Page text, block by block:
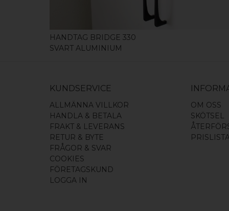
HANDTAG BRIDGE 330
SVART ALUMINIUM
KUNDSERVICE
ALLMÄNNA VILLKOR
HANDLA & BETALA
FRAKT & LEVERANS
RETUR & BYTE
FRÅGOR & SVAR
COOKIES
FÖRETAGSKUND
LOGGA IN
OM OSS
SKÖTSEL